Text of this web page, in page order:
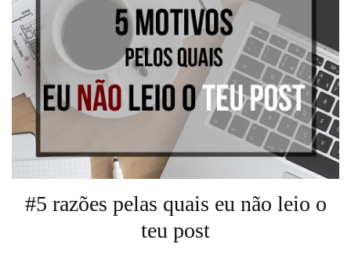
#5 razões pelas quais eu não leio o
teu post